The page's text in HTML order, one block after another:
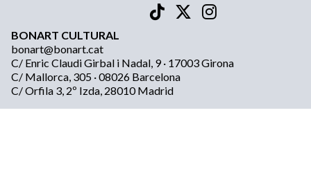
BONART CULTURAL
bonart@bonart.cat
C/ Enric Claudi Girbal i Nadal, 9 · 17003 Girona
C/ Mallorca, 305 · 08026 Barcelona
C/ Orfila 3, 2º Izda, 28010 Madrid